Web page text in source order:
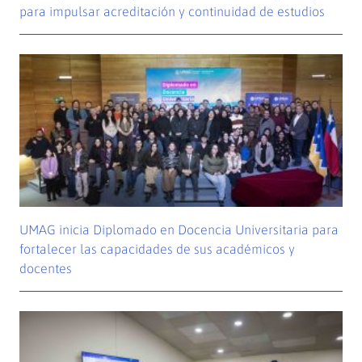
para impulsar acreditación y continuidad de estudios
UMAG inicia Diplomado en Docencia Universitaria para
fortalecer las capacidades de sus académicos y
docentes